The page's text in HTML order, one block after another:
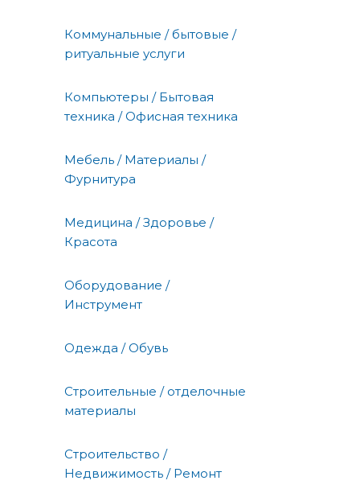
Коммунальные / бытовые /
ритуальные услуги
Компьютеры / Бытовая
техника / Офисная техника
Мебель / Материалы /
Фурнитура
Медицина / Здоровье /
Красота
Оборудование /
Инструмент
Одежда / Обувь
Строительные / отделочные
материалы
Строительство /
Недвижимость / Ремонт